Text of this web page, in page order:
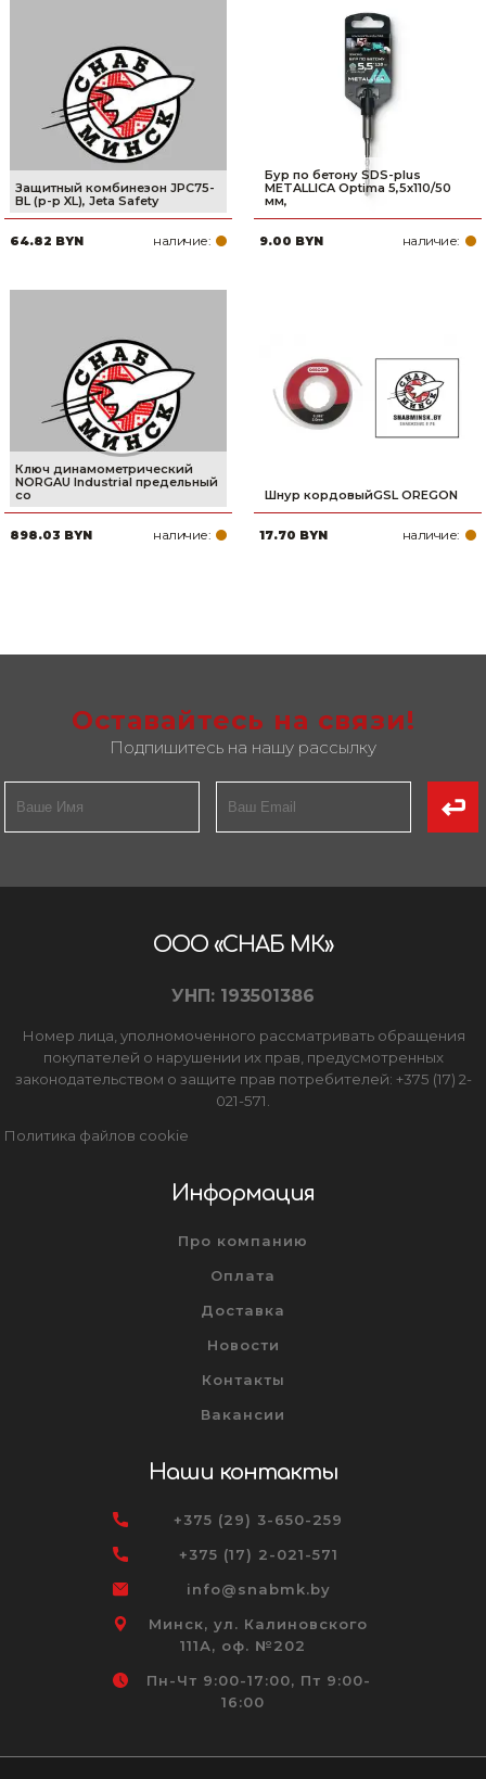
Защитный комбинезон JPC75-
BL (р-р XL), Jeta Safety
64.82 BYN наличие:
Бур по бетону SDS-plus
METALLICA Optima 5,5х110/50
мм,
9.00 BYN наличие:
Ключ динамометрический
NORGAU Industrial предельный
со
898.03 BYN наличие:
Шнур кордовыйGSL OREGON
17.70 BYN наличие:
Оставайтесь на связи!
Подпишитесь на нашу рассылку
ООО «СНАБ МК»
УНП: 193501386
Номер лица, уполномоченного рассматривать обращения
покупателей о нарушении их прав, предусмотренных
законодательством о защите прав потребителей: +375 (17) 2-
021-571.
Политика файлов cookie
Информация
Про компанию
Оплата
Доставка
Новости
Контакты
Вакансии
Наши контакты
+375 (29) 3-650-259
+375 (17) 2-021-571
info@snabmk.by
Минск, ул. Калиновского
111А, оф. №202
Пн-Чт 9:00-17:00, Пт 9:00-
16:00